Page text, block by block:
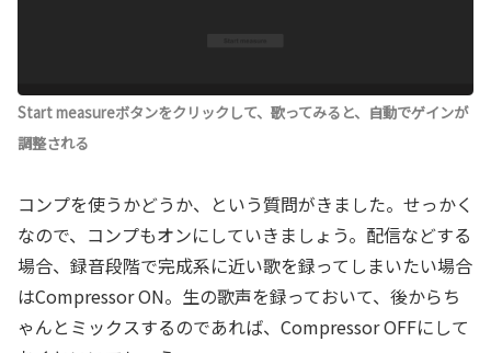
Start measureボタンをクリックして、歌ってみると、自動でゲインが
調整される
コンプを使うかどうか、という質問がきました。せっかく
なので、コンプもオンにしていきましょう。配信などする
場合、録音段階で完成系に近い歌を録ってしまいたい場合
はCompressor ON。生の歌声を録っておいて、後からち
ゃんとミックスするのであれば、Compressor OFFにして